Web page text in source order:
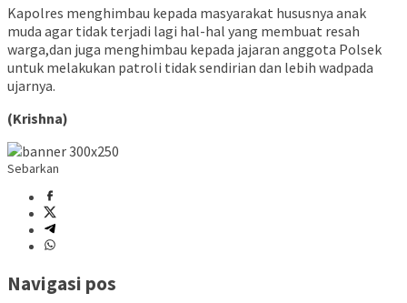
Kapolres menghimbau kepada masyarakat hususnya anak
muda agar tidak terjadi lagi hal-hal yang membuat resah
warga,dan juga menghimbau kepada jajaran anggota Polsek
untuk melakukan patroli tidak sendirian dan lebih wadpada
ujarnya.
(Krishna)
Sebarkan
Navigasi pos